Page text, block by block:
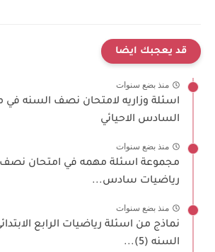
قد يعجبك ايضا
منذ بضع سنوات
اسئلة وزاريه لامتحان نصف السنه في
السادس الاحيائي
منذ بضع سنوات
مجموعة اسئلة مهمه في امتحان نصف
رياضيات سادس...
منذ بضع سنوات
نماذج من اسئلة رياضيات الرابع
السنه (5)...